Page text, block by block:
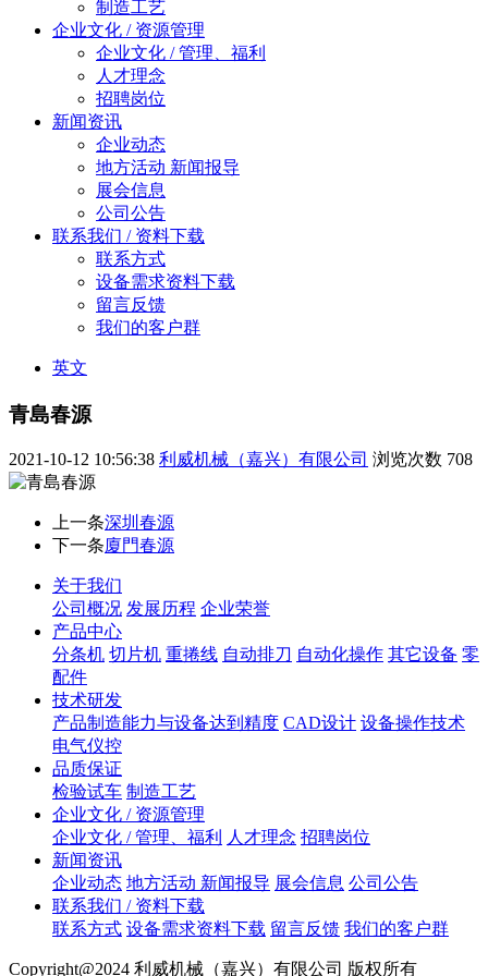
制造工艺
企业文化 / 资源管理
企业文化 / 管理、福利
人才理念
招聘岗位
新闻资讯
企业动态
地方活动 新闻报导
展会信息
公司公告
联系我们 / 资料下载
联系方式
设备需求资料下载
留言反馈
我们的客户群
英文
青島春源
2021-10-12 10:56:38 利威机械（嘉兴）有限公司 浏览次数 708
上一条深圳春源
下一条廈門春源
关于我们
公司概况 发展历程 企业荣誉
产品中心
分条机 切片机 重捲线 自动排刀 自动化操作 其它设备 零
配件
技术研发
产品制造能力与设备达到精度 CAD设计 设备操作技术
电气仪控
品质保证
检验试车 制造工艺
企业文化 / 资源管理
企业文化 / 管理、福利
人才理念 招聘岗位
新闻资讯
企业动态 地方活动 新闻报导 展会信息 公司公告
联系我们 / 资料下载
联系方式 设备需求资料下载 留言反馈 我们的客户群
Copyright@2024 利威机械（嘉兴）有限公司 版权所有